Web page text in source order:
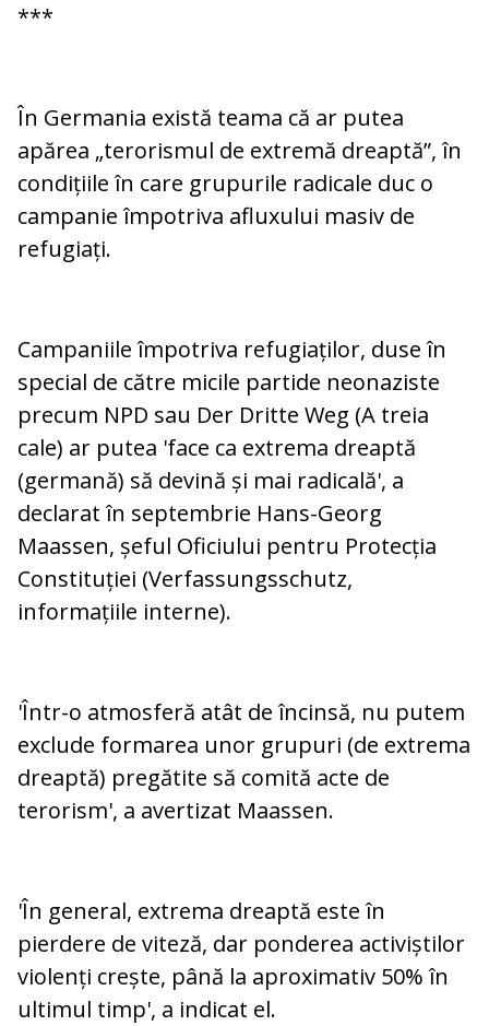
***
În Germania există teama că ar putea
apărea „terorismul de extremă dreaptă”, în
condițiile în care grupurile radicale duc o
campanie împotriva afluxului masiv de
refugiați.
Campaniile împotriva refugiaților, duse în
special de către micile partide neonaziste
precum NPD sau Der Dritte Weg (A treia
cale) ar putea 'face ca extrema dreaptă
(germană) să devină și mai radicală', a
declarat în septembrie Hans-Georg
Maassen, șeful Oficiului pentru Protecția
Constituției (Verfassungsschutz,
informațiile interne).
'Într-o atmosferă atât de încinsă, nu putem
exclude formarea unor grupuri (de extrema
dreaptă) pregătite să comită acte de
terorism', a avertizat Maassen.
'În general, extrema dreaptă este în
pierdere de viteză, dar ponderea activiștilor
violenți crește, până la aproximativ 50% în
ultimul timp', a indicat el.